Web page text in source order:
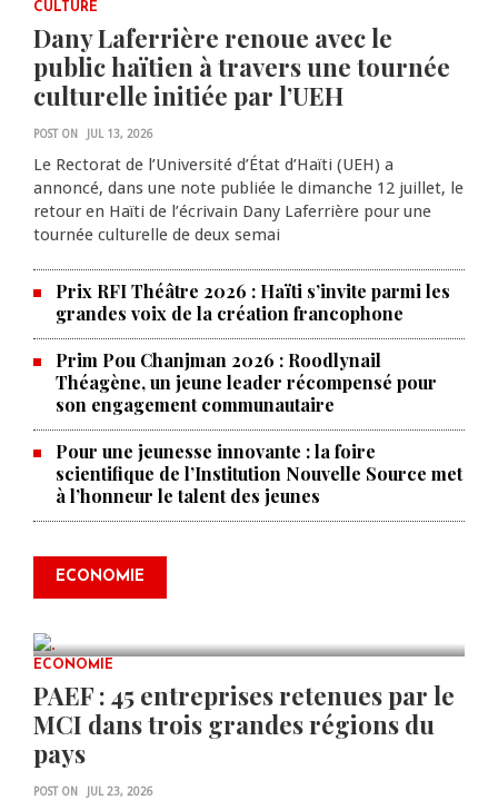
CULTURE
Dany Laferrière renoue avec le
public haïtien à travers une tournée
culturelle initiée par l’UEH
POST ON JUL 13, 2026
Le Rectorat de l’Université d’État d’Haïti (UEH) a
annoncé, dans une note publiée le dimanche 12 juillet, le
retour en Haïti de l’écrivain Dany Laferrière pour une
tournée culturelle de deux semai
Prix RFI Théâtre 2026 : Haïti s’invite parmi les
grandes voix de la création francophone
Prim Pou Chanjman 2026 : Roodlynail
Théagène, un jeune leader récompensé pour
son engagement communautaire
Pour une jeunesse innovante : la foire
scientifique de l’Institution Nouvelle Source met
à l’honneur le talent des jeunes
ECONOMIE
0 COMMENTS
Produire le savoir pour
2ᵉ édition de ses Journées
scientifiques
ECONOMIE
PAEF : 45 entreprises retenues par le
MCI dans trois grandes régions du
pays
POST ON JUL 23, 2026